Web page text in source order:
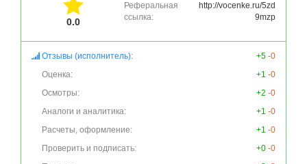
0.0
Реферальная
ссылка:
http://vocenke.ru/5zd
9mzp
Отзывы (исполнитель): +5 -0
Оценка:
+1 -0
Осмотры:
+2 -0
Аналоги и аналитика:
+1 -0
Расчеты, оформление:
+1 -0
Проверить и подписать:
+0 -0